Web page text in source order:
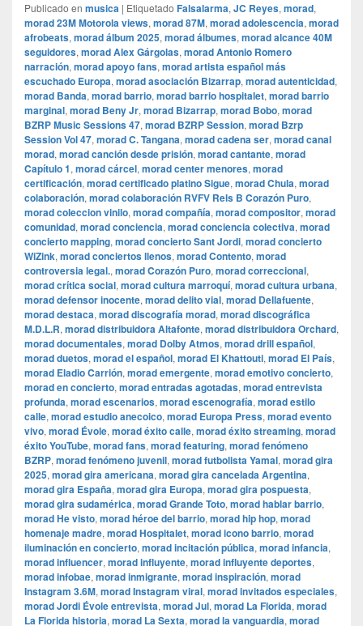
Publicado en musica | Etiquetado Falsalarma, JC Reyes, morad,
morad 23M Motorola views, morad 87M, morad adolescencia, morad
afrobeats, morad álbum 2025, morad álbumes, morad alcance 40M
seguidores, morad Alex Gárgolas, morad Antonio Romero
narración, morad apoyo fans, morad artista español más
escuchado Europa, morad asociación Bizarrap, morad autenticidad,
morad Banda, morad barrio, morad barrio hospitalet, morad barrio
marginal, morad Beny Jr, morad Bizarrap, morad Bobo, morad
BZRP Music Sessions 47, morad BZRP Session, morad Bzrp
Session Vol 47, morad C. Tangana, morad cadena ser, morad canal
morad, morad canción desde prisión, morad cantante, morad
Capítulo 1, morad cárcel, morad center menores, morad
certificación, morad certificado platino Sigue, morad Chula, morad
colaboración, morad colaboración RVFV Rels B Corazón Puro,
morad coleccion vinilo, morad compañía, morad compositor, morad
comunidad, morad conciencia, morad conciencia colectiva, morad
concierto mapping, morad concierto Sant Jordi, morad concierto
WiZink, morad conciertos llenos, morad Contento, morad
controversia legal., morad Corazón Puro, morad correccional,
morad crítica social, morad cultura marroquí, morad cultura urbana,
morad defensor inocente, morad delito vial, morad Dellafuente,
morad destaca, morad discografía morad, morad discográfica
M.D.L.R, morad distribuidora Altafonte, morad distribuidora Orchard,
morad documentales, morad Dolby Atmos, morad drill español,
morad duetos, morad el español, morad El Khattouti, morad El País,
morad Eladio Carrión, morad emergente, morad emotivo concierto,
morad en concierto, morad entradas agotadas, morad entrevista
profunda, morad escenarios, morad escenografía, morad estilo
calle, morad estudio anecoico, morad Europa Press, morad evento
vivo, morad Évole, morad éxito calle, morad éxito streaming, morad
éxito YouTube, morad fans, morad featuring, morad fenómeno
BZRP, morad fenómeno juvenil, morad futbolista Yamal, morad gira
2025, morad gira americana, morad gira cancelada Argentina,
morad gira España, morad gira Europa, morad gira pospuesta,
morad gira sudamérica, morad Grande Toto, morad hablar barrio,
morad He visto, morad héroe del barrio, morad hip hop, morad
homenaje madre, morad Hospitalet, morad icono barrio, morad
iluminación en concierto, morad incitación pública, morad infancia,
morad influencer, morad influyente, morad influyente deportes,
morad infobae, morad inmigrante, morad inspiración, morad
Instagram 3.6M, morad Instagram viral, morad invitados especiales,
morad Jordi Évole entrevista, morad Jul, morad La Florida, morad
La Florida historia, morad La Sexta, morad la vanguardia, morad